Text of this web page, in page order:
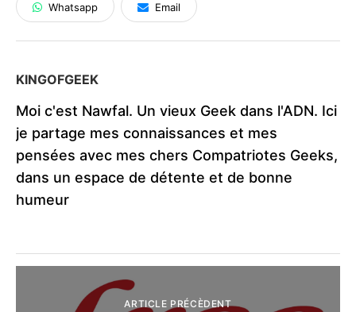
Whatsapp Email
KINGOFGEEK
Moi c'est Nawfal. Un vieux Geek dans l'ADN. Ici
je partage mes connaissances et mes
pensées avec mes chers Compatriotes Geeks,
dans un espace de détente et de bonne
humeur
ARTICLE PRÉCÈDENT